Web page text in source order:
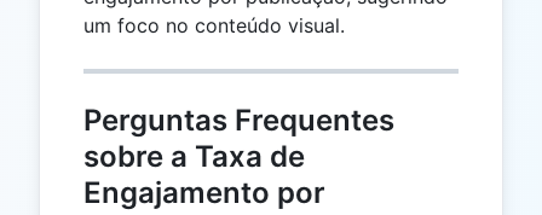
um foco no conteúdo visual.
Perguntas Frequentes
sobre a Taxa de
Engajamento por